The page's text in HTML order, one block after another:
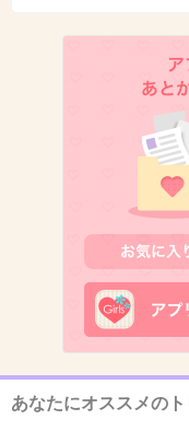
もしかして癖づ
聞いたあとに（
に）ってなって
6件の返信
あなたにオススメのト